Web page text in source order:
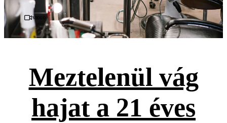
Videó
Meztelenül vág
hajat a 21 éves